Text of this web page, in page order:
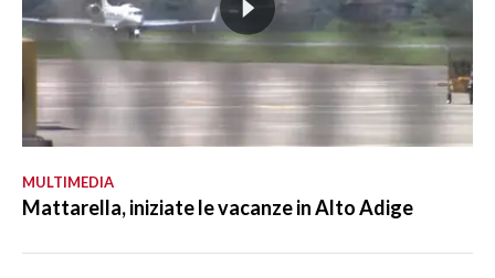
MULTIMEDIA
Mattarella, iniziate le vacanze in Alto Adige